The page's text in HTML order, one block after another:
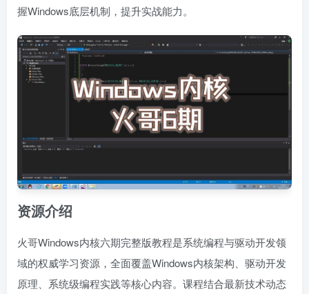
握Windows底层机制，提升实战能力。
资源介绍
火哥Windows内核六期完整版教程是系统编程与驱动开发领
域的权威学习资源，全面覆盖Windows内核架构、驱动开发
原理、系统级编程实践等核心内容。课程结合最新技术动态